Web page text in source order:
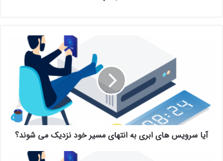
آیا سرویس های ابری به انتهای مسیر خود نزدیک می شوند؟